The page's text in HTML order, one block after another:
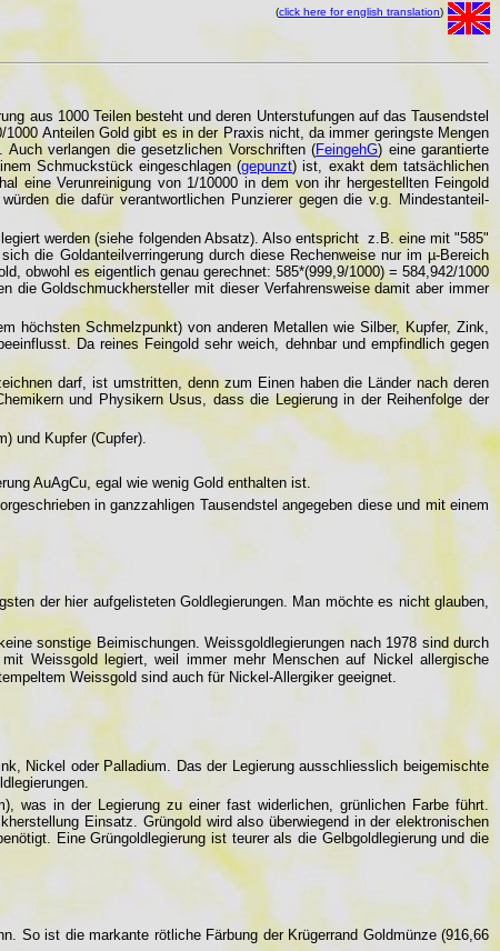
(click here for english translation)
aus 1000 Teilen besteht und deren Unterstufungen auf das Tausendstel
Anteilen Gold gibt es in der Praxis nicht, da immer geringste Mengen
verlangen die gesetzlichen Vorschriften (FeingehG) eine garantierte
Schmuckstück eingeschlagen (gepunzt) ist, exakt dem tatsächlichen
eine Verunreinigung von 1/10000 in dem von ihr hergestellten Feingold
die dafür verantwortlichen Punzierer gegen die v.g. Mindestanteil-
werden (siehe folgenden Absatz). Also entspricht z.B. eine mit "585"
die Goldanteilverringerung durch diese Rechenweise nur im µ-Bereich
obwohl es eigentlich genau gerechnet: 585*(999,9/1000) = 584,942/1000
die Goldschmuckhersteller mit dieser Verfahrensweise damit aber immer
höchsten Schmelzpunkt) von anderen Metallen wie Silber, Kupfer, Zink,
Da reines Feingold sehr weich, dehnbar und empfindlich gegen
darf, ist umstritten, denn zum Einen haben die Länder nach deren
und Physikern Usus, dass die Legierung in der Reihenfolge der
und Kupfer (Cupfer).
AuAgCu, egal wie wenig Gold enthalten ist.
in ganzzahligen Tausendstel angegeben diese und mit einem
der hier aufgelisteten Goldlegierungen. Man möchte es nicht glauben,
sonstige Beimischungen. Weissgoldlegierungen nach 1978 sind durch
Weissgold legiert, weil immer mehr Menschen auf Nickel allergische
Weissgold sind auch für Nickel-Allergiker geeignet.
Nickel oder Palladium. Das der Legierung ausschliesslich beigemischte
was in der Legierung zu einer fast widerlichen, grünlichen Farbe führt.
Einsatz. Grüngold wird also überwiegend in der elektronischen
Eine Grüngoldlegierung ist teurer als die Gelbgoldlegierung und die
So ist die markante rötliche Färbung der Krügerrand Goldmünze (916,66